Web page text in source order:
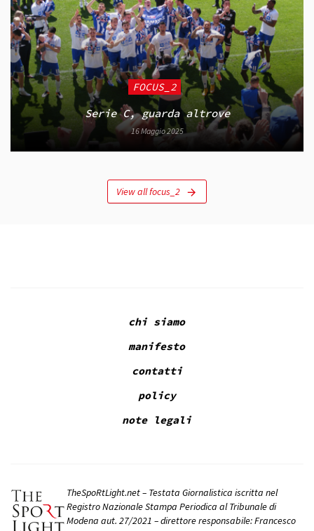
FOCUS_2
Serie C, guarda altrove
16 Maggio 2025
View all focus_2
chi siamo
manifesto
contatti
policy
note legali
TheSpoRtLight.net – Testata Giornalistica iscritta nel
Registro Nazionale Stampa Periodica al Tribunale di
Modena aut. 27/2021 – direttore responsabile: Francesco